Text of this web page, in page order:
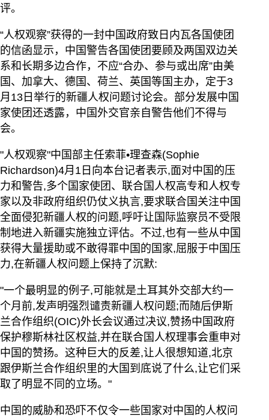
评。
“人权观察”获得的一封中国政府致日内瓦各国使团
的信函显示，中国警告各国使团要顾及两国双边关
系和长期多边合作，不应“合办、参与或出席”由美
国、加拿大、德国、荷兰、英国等国主办，定于3
月13日举行的新疆人权问题讨论会。部分发展中国
家使团还透露，中国外交官亲自警告他们不得与
会。
"人权观察"中国部主任索菲•理查森(Sophie
Richardson)4月1日向本台记者表示,面对中国的压
力和警告,多个国家使团、联合国人权高专和人权专
家以及非政府组织仍仗义执言,要求联合国关注中国
全面侵犯新疆人权的问题,呼吁让国际监察员不受限
制地进入新疆实施独立评估。不过,也有一些从中国
获得大量援助或不敢得罪中国的国家,屈服于中国压
力,在新疆人权问题上保持了沉默:
"一个最明显的例子,可能就是土耳其外交部大约一
个月前,发声明强烈谴责新疆人权问题;而随后伊斯
兰合作组织(OIC)外长会议通过决议,赞扬中国政府
保护穆斯林社区权益,并在联合国人权理事会重申对
中国的赞扬。这种巨大的反差,让人很想知道,北京
跟伊斯兰合作组织里的大国到底说了什么,让它们采
取了明显不同的立场。"
中国的威胁和恐吓不仅令一些国家对中国的人权问